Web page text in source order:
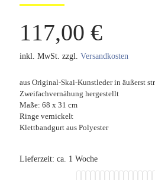
117,00 €
inkl. MwSt. zzgl. Versandkosten
aus Original-Skai-Kunstleder in äußerst
Zweifachvernähung hergestellt
Maße: 68 x 31 cm
Ringe vernickelt
Klettbandgurt aus Polyester
Lieferzeit: ca. 1 Woche